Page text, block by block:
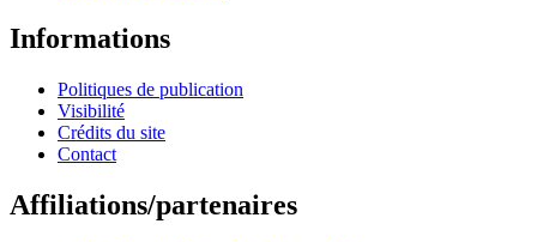
Informations
Politiques de publication
Visibilité
Crédits du site
Contact
Affiliations/partenaires